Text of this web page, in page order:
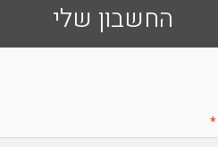
החשבון שלי
*חובה